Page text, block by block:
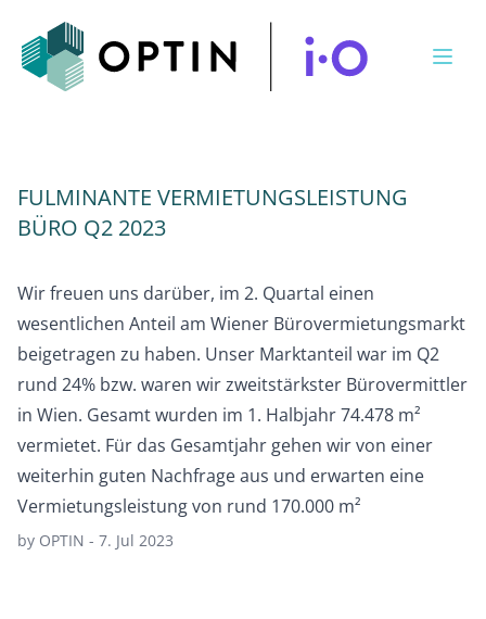
FULMINANTE VERMIETUNGSLEISTUNG
BÜRO Q2 2023
Wir freuen uns darüber, im 2. Quartal einen
wesentlichen Anteil am Wiener Bürovermietungsmarkt
beigetragen zu haben. Unser Marktanteil war im Q2
rund 24% bzw. waren wir zweitstärkster Bürovermittler
in Wien. Gesamt wurden im 1. Halbjahr 74.478 m²
vermietet. Für das Gesamtjahr gehen wir von einer
weiterhin guten Nachfrage aus und erwarten eine
Vermietungsleistung von rund 170.000 m²
by OPTIN - 7. Jul 2023